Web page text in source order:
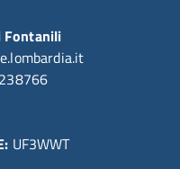
Fontanili
UF3WWT